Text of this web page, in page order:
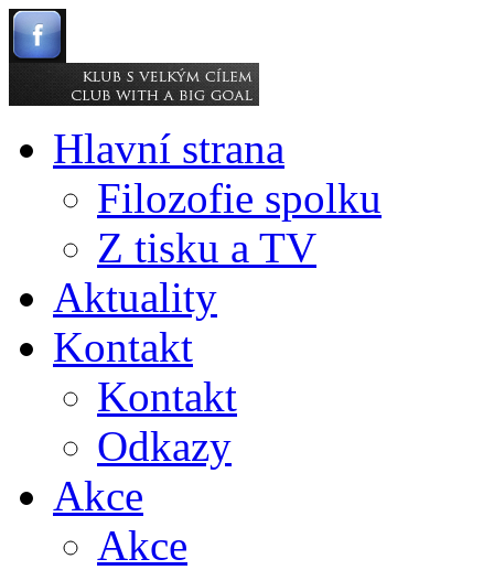
Hlavní strana
Filozofie spolku
Z tisku a TV
Aktuality
Kontakt
Kontakt
Odkazy
Akce
Akce